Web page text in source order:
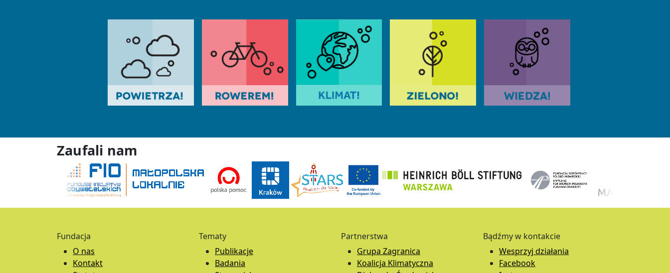
Zaufali nam
Fundacja
O nas
Kontakt
Tematy
Publikacje
Badania
Partnerstwa
Grupa Zagranica
Koalicja Klimatyczna
Bądźmy w kontakcie
Wesprzyj działania
Facebook